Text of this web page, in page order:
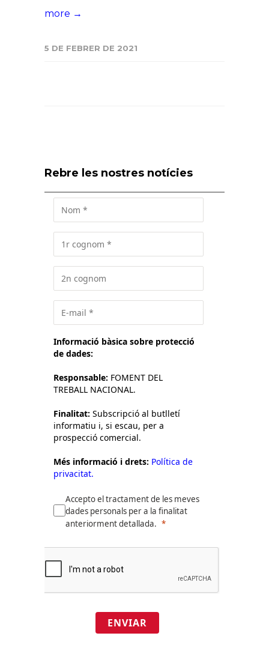
more →
5 DE FEBRER DE 2021
Rebre les nostres notícies
Informació bàsica sobre protecció
de dades:
Responsable: FOMENT DEL
TREBALL NACIONAL.
Finalitat: Subscripció al butlletí
informatiu i, si escau, per a
prospecció comercial.
Més informació i drets: Política de
privacitat.
Accepto el tractament de les meves
dades personals per a la finalitat
anteriorment detallada.
ENVIAR